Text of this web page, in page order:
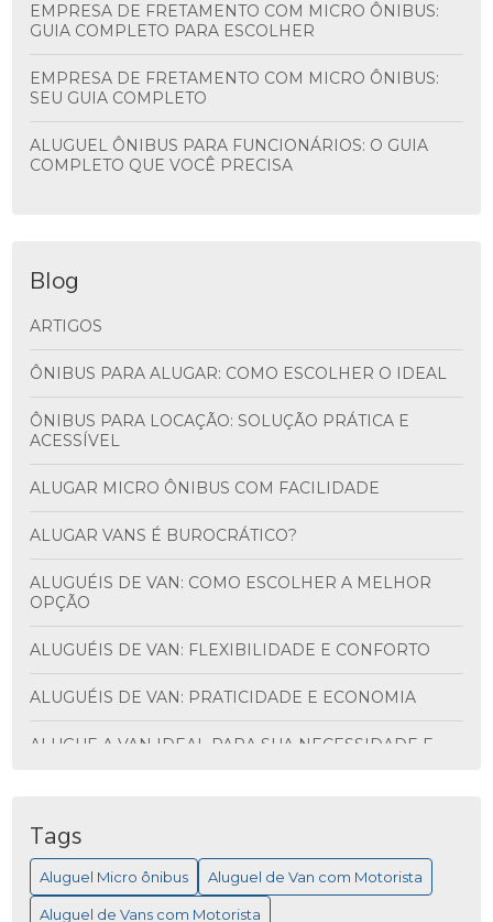
EMPRESA DE FRETAMENTO COM MICRO ÔNIBUS:
GUIA COMPLETO PARA ESCOLHER
EMPRESA DE FRETAMENTO COM MICRO ÔNIBUS:
SEU GUIA COMPLETO
ALUGUEL ÔNIBUS PARA FUNCIONÁRIOS: O GUIA
COMPLETO QUE VOCÊ PRECISA
Blog
ARTIGOS
ÔNIBUS PARA ALUGAR: COMO ESCOLHER O IDEAL
ÔNIBUS PARA LOCAÇÃO: SOLUÇÃO PRÁTICA E
ACESSÍVEL
ALUGAR MICRO ÔNIBUS COM FACILIDADE
ALUGAR VANS É BUROCRÁTICO?
ALUGUÉIS DE VAN: COMO ESCOLHER A MELHOR
OPÇÃO
ALUGUÉIS DE VAN: FLEXIBILIDADE E CONFORTO
ALUGUÉIS DE VAN: PRATICIDADE E ECONOMIA
ALUGUE A VAN IDEAL PARA SUA NECESSIDADE E
PRATICIDADE
ALUGUEL DE MICRO ÔNIBUS PARA EVENTOS
Tags
Aluguel Micro ônibus Aluguel de Van com Motorista
Aluguel de Vans com Motorista